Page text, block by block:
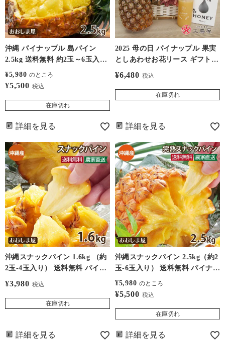
沖縄 パイナップル 島パイン
2.5kg 送料無料 約2玉～6玉入り
農家直送 ＜5月上旬より順次出
荷＞ 品種おまかせ フルーツ 果
¥5,980 のところ
¥5,500 税込
在庫切れ
詳細を見る
2025 母の日 パイナップル 果実
としあわせお花リース ギフト
セット＜5月4日-10日お届け＞
¥6,480 税込
在庫切れ
詳細を見る
沖縄スナックパイン 1.6kg （約
2玉-4玉入り） 送料無料 パイナ
ップル パイン ボゴールパイン
フルーツ おおしまや
¥3,980 税込
在庫切れ
詳細を見る
沖縄スナックパイン 2.5kg（約2
玉-6玉入り） 送料無料 パイナ
ップル パイン ボゴールパイン
島パイン 沖縄 石垣島 西表 果物
¥5,980 のところ
¥5,500 税込
在庫切れ
詳細を見る